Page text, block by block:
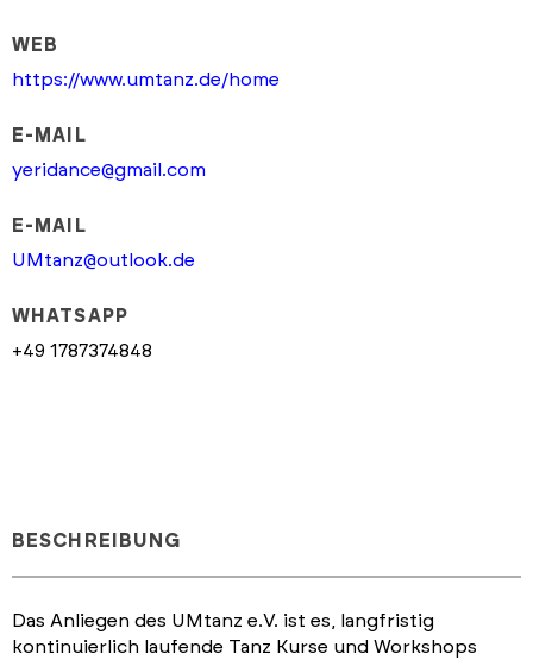
WEB
https://www.umtanz.de/home
E-MAIL
yeridance@gmail.com
E-MAIL
UMtanz@outlook.de
WHATSAPP
+49 1787374848
BESCHREIBUNG
Das Anliegen des UMtanz e.V. ist es, langfristig
kontinuierlich laufende Tanz Kurse und Workshops